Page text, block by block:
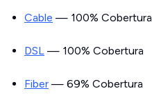
Cable — 100% Cobertura
DSL — 100% Cobertura
Fiber — 69% Cobertura